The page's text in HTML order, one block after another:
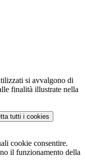
si avvalgono di
finalità illustrate nella
tutti i cookies
cookie consentire.
il funzionamento della